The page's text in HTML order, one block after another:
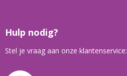
Hulp nodig?
Stel je vraag aan onze klantenservice: